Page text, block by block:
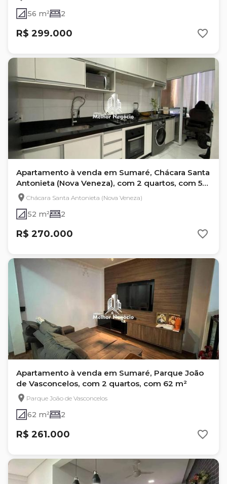
56 m² 2
R$ 299.000
Apartamento à venda em Sumaré, Chácara Santa
Antonieta (Nova Veneza), com 2 quartos, com 52
m²Chácara Santa Antonieta (Nova Veneza)
52 m² 2
R$ 270.000
Apartamento à venda em Sumaré, Parque João
de Vasconcelos, com 2 quartos, com 62 m²
Parque João de Vasconcelos
62 m² 2
R$ 261.000